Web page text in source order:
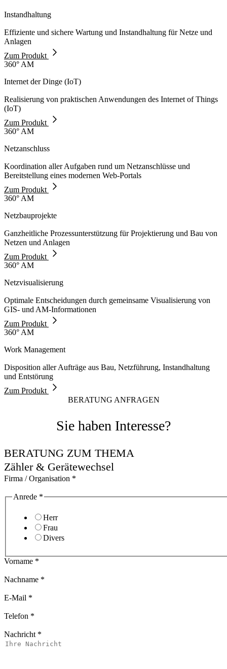
Instandhaltung
Effiziente und sichere Wartung und Instandhaltung für Netze und
Anlagen
Zum Produkt
360° AM
Internet der Dinge (IoT)
Realisierung von praktischen Anwendungen des Internet of Things
(IoT)
Zum Produkt
360° AM
Netzanschluss
Koordination aller Aufgaben rund um Netzanschlüsse und
Bereitstellung eines modernen Web-Portals
Zum Produkt
360° AM
Netzbauprojekte
Ganzheitliche Prozessunterstützung für Projektierung und Bau von
Netzen und Anlagen
Zum Produkt
360° AM
Netzvisualisierung
Optimale Entscheidungen durch gemeinsame Visualisierung von
GIS- und AM-Informationen
Zum Produkt
360° AM
Work Management
Disposition aller Aufträge aus Bau, Netzführung, Instandhaltung
und Entstörung
Zum Produkt
BERATUNG ANFRAGEN
Sie haben Interesse?
BERATUNG ZUM THEMA
Zähler & Gerätewechsel
Firma / Organisation *
Anrede *
Herr
Frau
Divers
Vorname *
Nachname *
E-Mail *
Telefon *
Nachricht *